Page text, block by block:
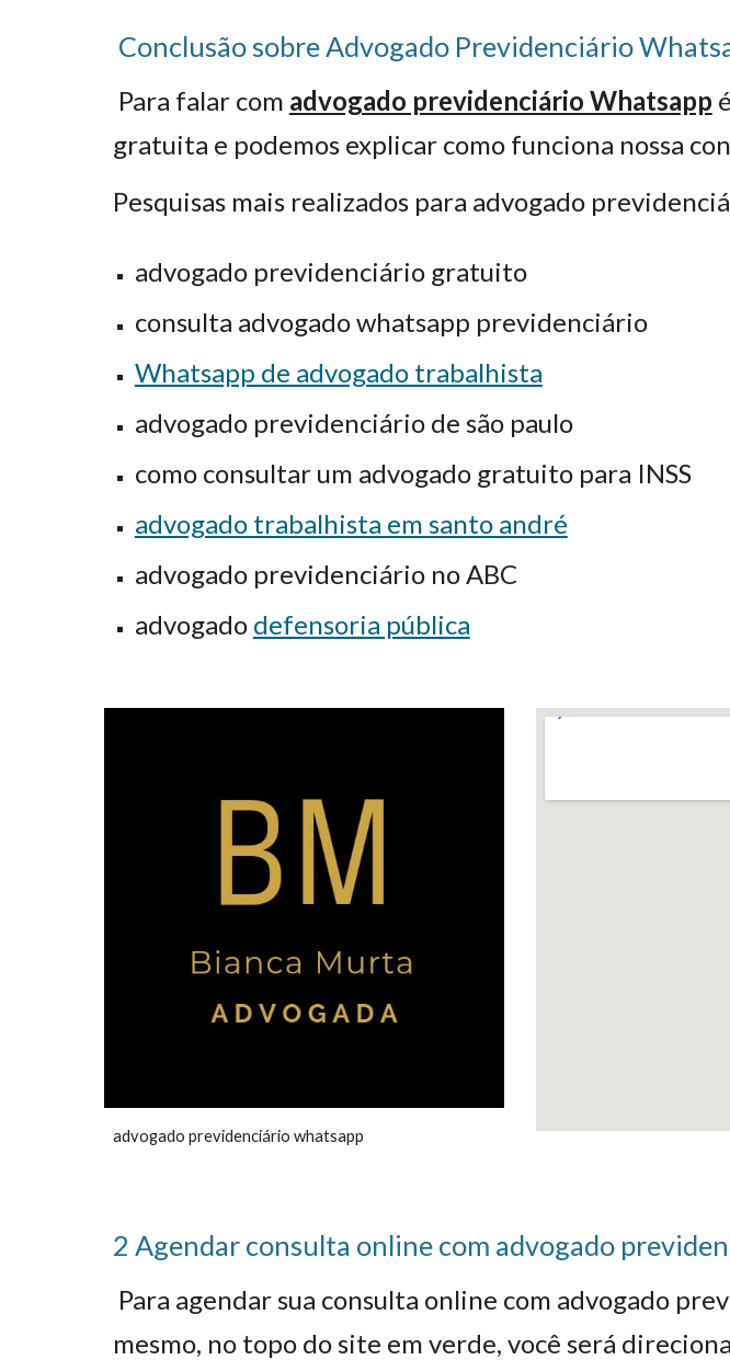
Conclusão sobre Advogado Previdenciário
Para falar com advogado previdenciário Whatsapp
gratuita e podemos explicar como funciona nossa
Pesquisas mais realizados para advogado
advogado previdenciário gratuito
consulta advogado whatsapp previdenciário
Whatsapp de advogado trabalhista
advogado previdenciário de são paulo
como consultar um advogado gratuito para INSS
advogado trabalhista em santo andré
advogado previdenciário no ABC
advogado defensoria pública
advogado previdenciário whatsapp
2 Agendar consulta online com advogado
Para agendar sua consulta online com advogado
mesmo, no topo do site em verde, você será